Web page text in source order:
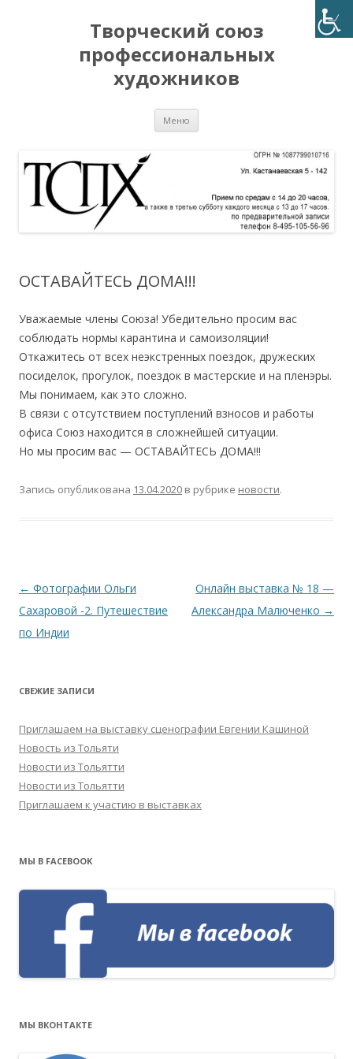
Творческий союз
профессиональных
художников
Меню
ОСТАВАЙТЕСЬ ДОМА!!!
Уважаемые члены Союза! Убедительно просим вас
соблюдать нормы карантина и самоизоляции!
Откажитесь от всех неэкстренных поездок, дружеских
посиделок, прогулок, поездок в мастерские и на пленэры.
Мы понимаем, как это сложно.
В связи с отсутствием поступлений взносов и работы
офиса Союз находится в сложнейшей ситуации.
Но мы просим вас — ОСТАВАЙТЕСЬ ДОМА!!!
Запись опубликована 13.04.2020 в рубрике новости.
Навигация
по
записям
← Фотографии Ольги
Сахаровой -2. Путешествие
по Индии
Онлайн выставка № 18 —
Александра Малюченко →
СВЕЖИЕ ЗАПИСИ
Приглашаем на выставку сценографии Евгении Кашиной
Новость из Тольяти
Новости из Тольятти
Новости из Тольятти
Приглашаем к участию в выставках
МЫ В FACEBOOK
МЫ ВКОНТАКТЕ